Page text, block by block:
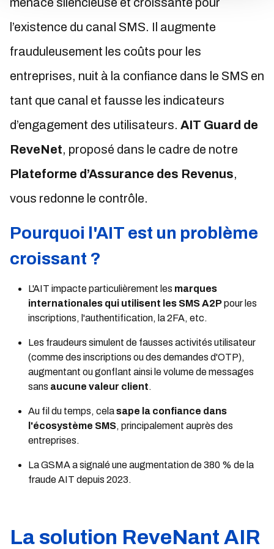
l’existence du canal SMS. Il augmente
frauduleusement les coûts pour les
entreprises, nuit à la confiance dans le SMS en
tant que canal et fausse les indicateurs
d’engagement des utilisateurs. AIT Guard de
ReveNet, proposé dans le cadre de notre
Plateforme d’Assurance des Revenus,
vous redonne le contrôle.
Pourquoi l'AIT est un problème
croissant ?
L'AIT impacte particulièrement les marques
internationales qui utilisent les SMS A2Ppour les
inscriptions, l'authentification, la 2FA, etc.
Les fraudeurs simulent de fausses activités utilisateur
(comme des inscriptions ou des demandes d'OTP),
augmentant ou gonflant ainsi le volume de messages
sans aucune valeur client.
Au fil du temps, celasape la confiance dans
l'écosystème SMS, principalement auprès des
entreprises.
La GSMA a signalé une augmentation de 380 % de la
fraude AIT depuis 2023.
La solution ReveNant AIR